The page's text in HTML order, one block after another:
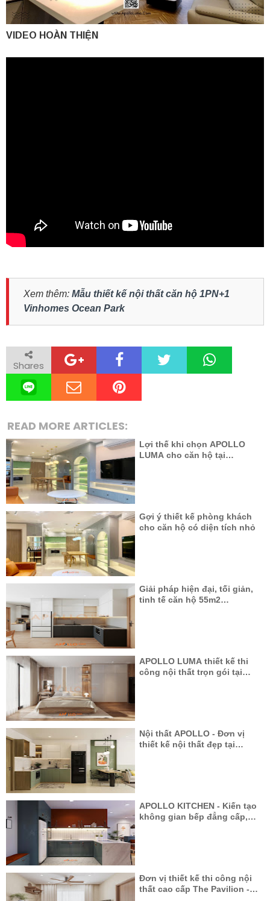
VIDEO HOÀN THIỆN
Xem thêm: Mẫu thiết kế nội thất căn hộ 1PN+1
Vinhomes Ocean Park
Shares
READ MORE ARTICLES:
Lợi thế khi chọn APOLLO
LUMA cho căn hộ tại
Gợi ý thiết kế phòng khách
cho căn hộ có diện tích nhỏ
Giải pháp hiện đại, tối giản,
tinh tế căn hộ 55m2
APOLLO LUMA thiết kế thi
công nội thất trọn gói tại
Nội thất APOLLO - Đơn vị
thiết kế nội thất đẹp tại
APOLLO KITCHEN - Kiến tạo
không gian bếp đẳng cấp,
Đơn vị thiết kế thi công nội
thất cao cấp The Pavilion -